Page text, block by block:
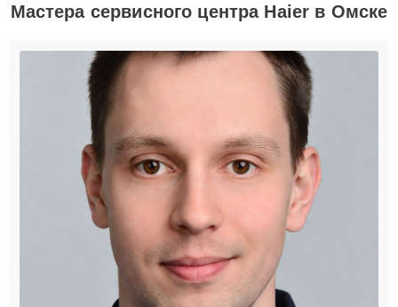
Мастера сервисного центра Haier в Омске